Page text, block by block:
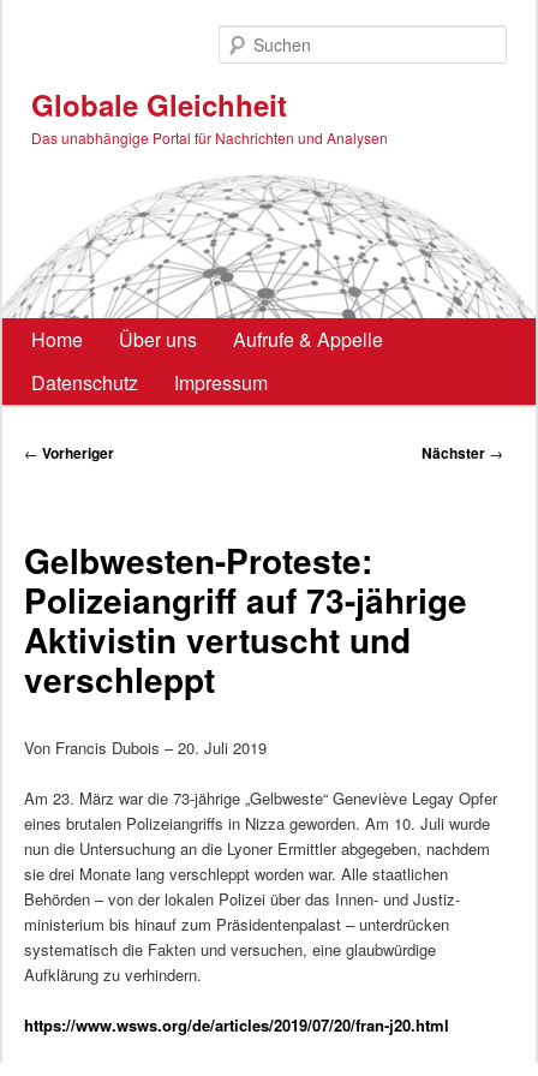
Globale Gleichheit
Das unabhängige Portal für Nachrichten und Analysen
Hauptmenü
Home Über uns
Aufrufe & Appelle
Datenschutz
Impressum
Beitragsnavigation
← Vorheriger Nächster →
Gelbwesten-Proteste:
Polizeiangriff auf 73-jährige
Aktivistin vertuscht und
verschleppt
Von Francis Dubois – 20. Juli 2019
Am 23. März war die 73-jährige „Gelbweste“ Geneviève Legay Opfer
eines brutalen Polizeiangriffs in Nizza geworden. Am 10. Juli wurde
nun die Untersuchung an die Lyoner Ermittler abgegeben, nachdem
sie drei Monate lang verschleppt worden war. Alle staatlichen
Behörden – von der lokalen Polizei über das Innen- und Justiz-
ministerium bis hinauf zum Präsidentenpalast – unterdrücken
systematisch die Fakten und versuchen, eine glaubwürdige
Aufklärung zu verhindern.
https://www.wsws.org/de/articles/2019/07/20/fran-j20.html